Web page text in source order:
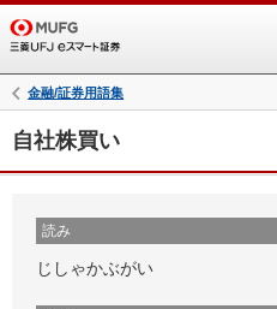
金融/証券用語集
自社株買い
読み
じしゃかぶがい